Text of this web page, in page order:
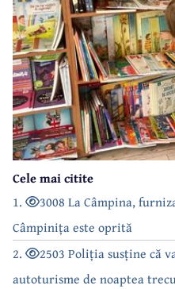
Cele mai citite
1.
3008 La Câmpina,
Câmpinița este oprită
2.
2503 Poliția susține că
autoturisme de noaptea